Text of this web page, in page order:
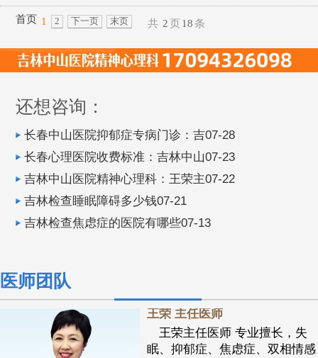
首页 1 2 下一页 末页 共 2 页 18 条
还想咨询：
长春中山医院抑郁症专病门诊：吉07-28
长春心理医院收费标准：吉林中山07-23
吉林中山医院精神心理科：王荣主07-22
吉林检查睡眠障碍多少钱07-21
吉林检查焦虑症的医院有哪些07-13
医师团队
王荣 主任医师
王荣主任医师 专业擅长，失
眠、抑郁症、焦虑症、双相情感